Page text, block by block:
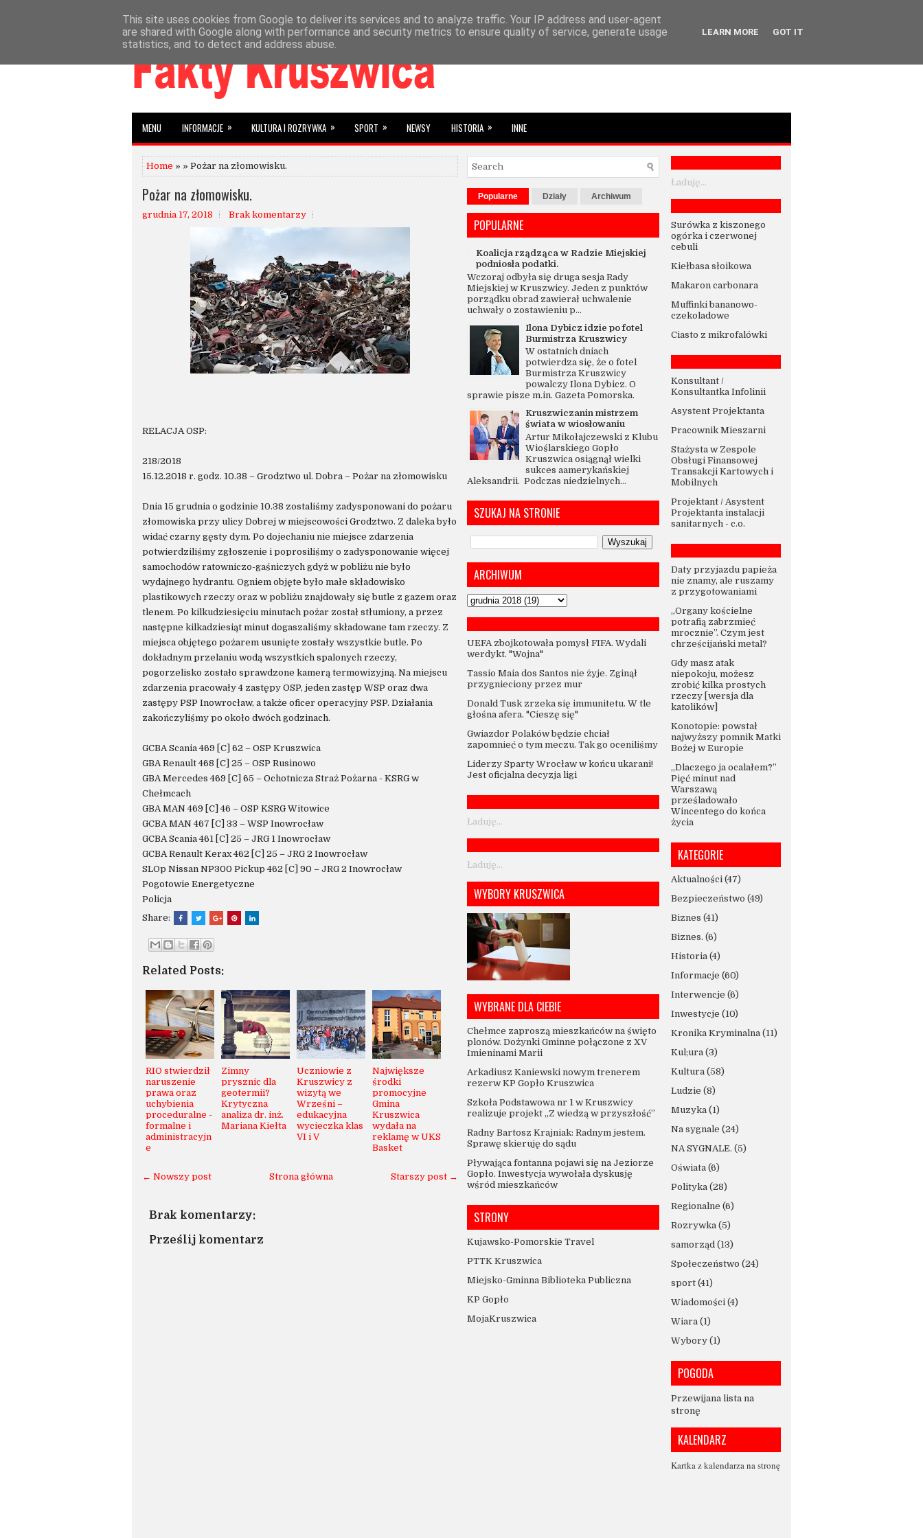
HOME AKTUALNOŚCI » INFORMACJE » WYBRANE SUBIEKTYWNIE »
MENU INFORMACJE » KULTURA I ROZRYWKA » SPORT » NEWSY HISTORIA » INNE
Home » » Pożar na złomowisku.
Pożar na złomowisku.
grudnia 17, 2018 Brak komentarzy
RELACJA OSP:
218/2018
15.12.2018 r. godz. 10.38 – Grodztwo ul. Dobra – Pożar na złomowisku
Dnia 15 grudnia o godzinie 10.38 zostaliśmy zadysponowani do pożaru
złomowiska przy ulicy Dobrej w miejscowości Grodztwo. Z daleka było
widać czarny gęsty dym. Po dojechaniu nie miejsce zdarzenia
potwierdziliśmy zgłoszenie i poprosiliśmy o zadysponowanie więcej
samochodów ratowniczo-gaśniczych gdyż w pobliżu nie było
wydajnego hydrantu. Ogniem objęte było małe składowisko
plastikowych rzeczy oraz w pobliżu znajdowały się butle z gazem oraz
tlenem. Po kilkudziesięciu minutach pożar został stłumiony, a przez
następne kilkadziesiąt minut dogaszaliśmy składowane tam rzeczy. Z
miejsca objętego pożarem usunięte zostały wszystkie butle. Po
dokładnym przelaniu wodą wszystkich spalonych rzeczy,
pogorzelisko zostało sprawdzone kamerą termowizyjną. Na miejscu
zdarzenia pracowały 4 zastępy OSP, jeden zastęp WSP oraz dwa
zastępy PSP Inowrocław, a także oficer operacyjny PSP. Działania
zakończyliśmy po około dwóch godzinach.
GCBA Scania 469 [C] 62 – OSP Kruszwica
GBA Renault 468 [C] 25 – OSP Rusinowo
GBA Mercedes 469 [C] 65 – Ochotnicza Straż Pożarna - KSRG w
Chełmcach
GBA MAN 469 [C] 46 – OSP KSRG Witowice
GCBA MAN 467 [C] 33 – WSP Inowrocław
GCBA Scania 461 [C] 25 – JRG 1 Inowrocław
GCBA Renault Kerax 462 [C] 25 – JRG 2 Inowrocław
SLOp Nissan NP300 Pickup 462 [C] 90 – JRG 2 Inowrocław
Pogotowie Energetyczne
Policja
Share:
Related Posts:
RIO stwierdził
naruszenie
prawa oraz
uchybienia
proceduralne -
formalne i
administracyjn
e
Zimny
prysznic dla
geotermii?
Krytyczna
analiza dr. inż.
Mariana Kiełta
Uczniowie z
Kruszwicy z
wizytą we
Wrześni –
edukacyjna
wycieczka klas
VI i V
Największe
środki
promocyjne
Gmina
Kruszwica
wydała na
reklamę w UKS
Basket
← Nowszy post Starszy post →
Strona główna
Brak komentarzy:
Prześlij komentarz
Popularne Działy Archiwum
POPULARNE
Koalicja rządząca w Radzie Miejskiej
podniosła podatki.
Wczoraj odbyła się druga sesja Rady
Miejskiej w Kruszwicy. Jeden z punktów
porządku obrad zawierał uchwalenie
uchwały o zostawieniu p...
Ilona Dybicz idzie po fotel
Burmistrza Kruszwicy
W ostatnich dniach
potwierdza się, że o fotel
Burmistrza Kruszwicy
powalczy Ilona Dybicz. O
sprawie pisze m.in. Gazeta Pomorska.
Kruszwiczanin mistrzem
świata w wiosłowaniu
Artur Mikołajczewski z Klubu
Wioślarskiego Gopło
Kruszwica osiągnął wielki
sukces aamerykańskiej
Aleksandrii. Podczas niedzielnych...
SZUKAJ NA STRONIE
ARCHIWUM
UEFA zbojkotowała pomysł FIFA. Wydali
werdykt. "Wojna"
Tassio Maia dos Santos nie żyje. Zginął
przygnieciony przez mur
Donald Tusk zrzeka się immunitetu. W tle
głośna afera. "Cieszę się"
Gwiazdor Polaków będzie chciał
zapomnieć o tym meczu. Tak go oceniliśmy
Liderzy Sparty Wrocław w końcu ukarani!
Jest oficjalna decyzja ligi
Ładuję...
Ładuję...
WYBORY KRUSZWICA
WYBRANE DLA CIEBIE
Chełmce zaproszą mieszkańców na święto
plonów. Dożynki Gminne połączone z XV
Imieninami Marii
Arkadiusz Kaniewski nowym trenerem
rezerw KP Gopło Kruszwica
Szkoła Podstawowa nr 1 w Kruszwicy
realizuje projekt „Z wiedzą w przyszłość”
Radny Bartosz Krajniak: Radnym jestem.
Sprawę skieruję do sądu
Pływająca fontanna pojawi się na Jeziorze
Gopło. Inwestycja wywołała dyskusję
wśród mieszkańców
STRONY
Kujawsko-Pomorskie Travel
PTTK Kruszwica
Miejsko-Gminna Biblioteka Publiczna
KP Gopło
MojaKruszwica
Ładuję...
Surówka z kiszonego
ogórka i czerwonej
cebuli
Kiełbasa słoikowa
Makaron carbonara
Muffinki bananowo-
czekoladowe
Ciasto z mikrofalówki
Konsultant /
Konsultantka Infolinii
Asystent Projektanta
Pracownik Mieszarni
Stażysta w Zespole
Obsługi Finansowej
Transakcji Kartowych i
Mobilnych
Projektant / Asystent
Projektanta instalacji
sanitarnych - c.o.
Daty przyjazdu papieża
nie znamy, ale ruszamy
z przygotowaniami
„Organy kościelne
potrafią zabrzmieć
mrocznie”. Czym jest
chrześcijański metal?
Gdy masz atak
niepokoju, możesz
zrobić kilka prostych
rzeczy [wersja dla
katolików]
Konotopie: powstał
najwyższy pomnik Matki
Bożej w Europie
„Dlaczego ja ocalałem?”
Pięć minut nad
Warszawą
prześladowało
Wincentego do końca
życia
KATEGORIE
Aktualności (47)
Bezpieczeństwo (49)
Biznes (41)
Biznes. (6)
Historia (4)
Informacje (60)
Interwencje (6)
Inwestycje (10)
Kronika Kryminalna (11)
Kul;ura (3)
Kultura (58)
Ludzie (8)
Muzyka (1)
Na sygnale (24)
NA SYGNALE. (5)
Oświata (6)
Polityka (28)
Regionalne (6)
Rozrywka (5)
samorząd (13)
Społeczeństwo (24)
sport (41)
Wiadomości (4)
Wiara (1)
Wybory (1)
POGODA
Przewijana lista na
stronę
KALENDARZ
Kartka z kalendarza na stronę
This site uses cookies from Google to deliver its services and to analyze traffic. Your IP address and user-agent
are shared with Google along with performance and security metrics to ensure quality of service, generate usage
statistics, and to detect and address abuse.
LEARN MORE GOT IT